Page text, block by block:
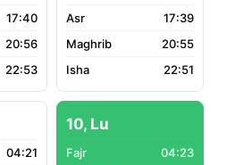
17:40
20:56
22:53
17:39
20:55
22:51
04:21
10, Lu
04:23